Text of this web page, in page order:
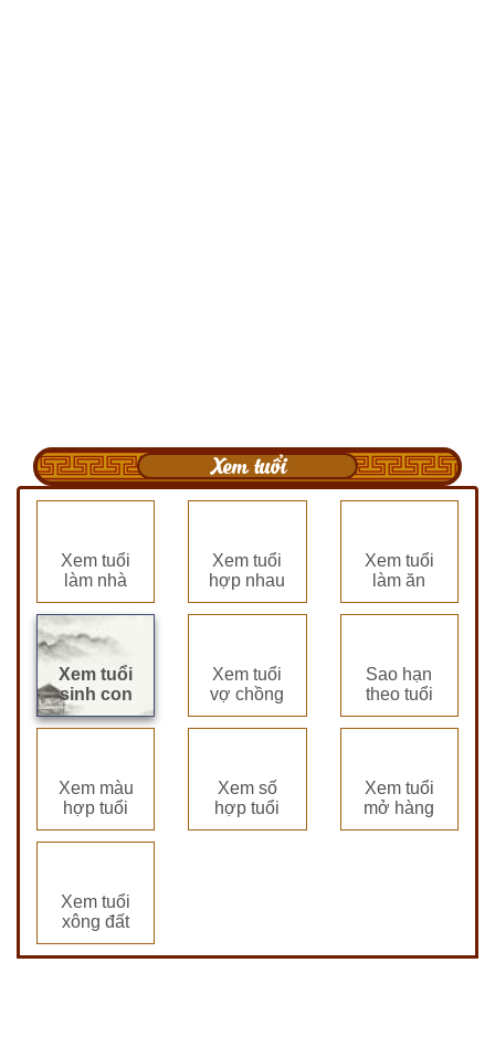
Xem tuổi
Xem tuổi
làm nhà
Xem tuổi
hợp nhau
Xem tuổi
làm ăn
Xem tuổi
sinh con
Xem tuổi
vợ chồng
Sao hạn
theo tuổi
Xem màu
hợp tuổi
Xem số
hợp tuổi
Xem tuổi
mở hàng
Xem tuổi
xông đất